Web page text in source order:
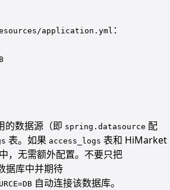
application.yml ：
的数据源（即 spring.datasource 配
表。如果 access_logs 表和 HiMarket
，无需额外配置。不要只把
据库中并期待
自动连接该数据库。